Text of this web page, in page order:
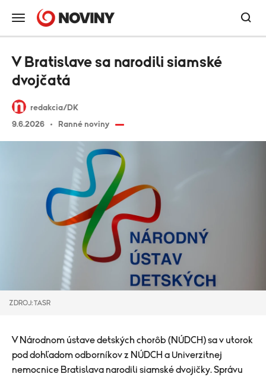
redakcia/DK
9.6.2026
Ranné noviny
V Bratislave sa narodili siamské
dvojčatá
ZDROJ: TASR
V Národnom ústave detských chorôb (NÚDCH) sa v utorok
pod dohľadom odborníkov z NÚDCH a Univerzitnej
nemocnice Bratislava narodili siamské dvojičky. Správu